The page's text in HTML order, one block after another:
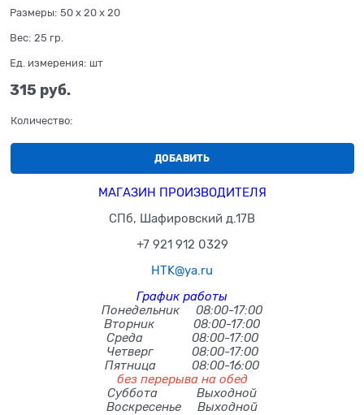
Размеры: 50 x 20 x 20
Вес: 25 гр.
Ед. измерения: шт
315 руб.
Количество:
ДОБАВИТЬ
МАГАЗИН ПРОИЗВОДИТЕЛЯ
СПб, Шафировский д.17В
+7 921 912 0329
HTK@ya.ru
График работы
Понедельник 08:00-17:00
Вторник 08:00-17:00
Среда 08:00-17:00
Четверг 08:00-17:00
Пятница 08:00-16:00
без перерыва на обед
Суббота Выходной
Воскресенье Выходной